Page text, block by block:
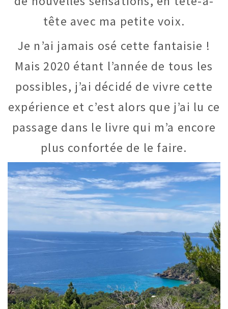
tête avec ma petite voix.
Je n’ai jamais osé cette fantaisie !
Mais 2020 étant l’année de tous les
possibles, j’ai décidé de vivre cette
expérience et c’est alors que j’ai lu ce
passage dans le livre qui m’a encore
plus confortée de le faire.